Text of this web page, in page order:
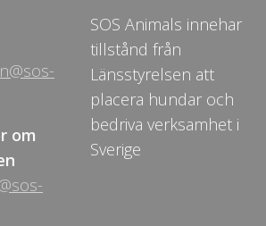
om
SOS Animals innehar
tillstånd från
Länsstyrelsen att
placera hundar och
bedriva verksamhet i
Sverige